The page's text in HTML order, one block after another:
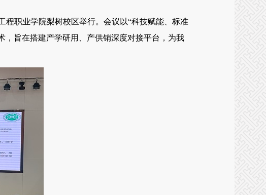
职业学院梨树校区举行。会议以“科技赋能、标准
，旨在搭建产学研用、产供销深度对接平台，为我